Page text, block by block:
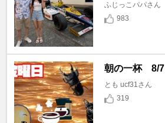
ふじっこパパさん
983
朝の一杯 8/7
とも ucf31さん
319